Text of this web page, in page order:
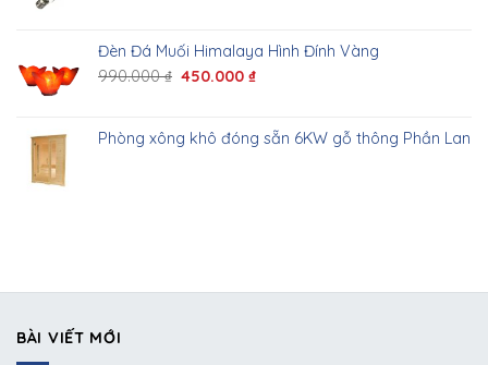
Đèn Đá Muối Himalaya Hình Đính Vàng
990.000₫ 450.000₫
Phòng xông khô đóng sẵn 6KW gỗ thông Phần Lan
BÀI VIẾT MỚI